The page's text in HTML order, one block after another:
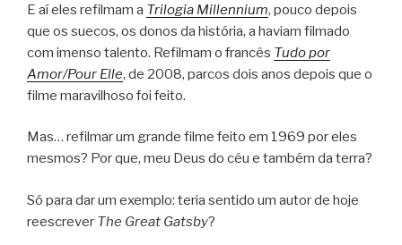
E aí eles refilmam a Trilogia Millennium, pouco depois
que os suecos, os donos da história, a haviam filmado
com imenso talento. Refilmam o francês Tudo por
Amor/Pour Elle, de 2008, parcos dois anos depois que o
filme maravilhoso foi feito.
Mas… refilmar um grande filme feito em 1969 por eles
mesmos? Por que, meu Deus do céu e também da terra?
Só para dar um exemplo: teria sentido um autor de hoje
reescrever The Great Gatsby?